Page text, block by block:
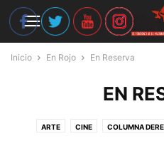
Inicio En Rojo En Reserva
EN
ARTE CINE COLUMNA